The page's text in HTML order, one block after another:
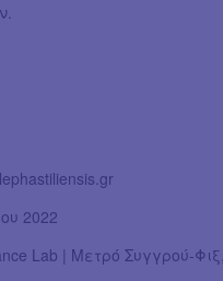
2022
Lab | Μετρό Συγγρού-